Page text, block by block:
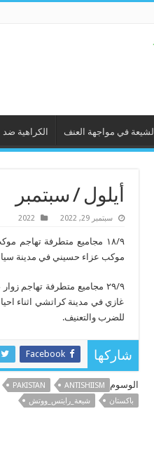
الشيعة في مواجهة العنف الكراهية
أيلول / سبتمبر
سبتمبر 29, 2022 2022
١٨/٩ مجاميع متطرفة
موكب عزاء حسيني في مدينة
٢٩/٩ مجاميع متطرفة تهاجم
غازي في مدينة كراتشي اثناء
للضرب والتعنيف.
شاركها Facebook
الوسوم ANTISHIISM
PAKISTAN
باكستان
شيعة_رايتس_ووتش